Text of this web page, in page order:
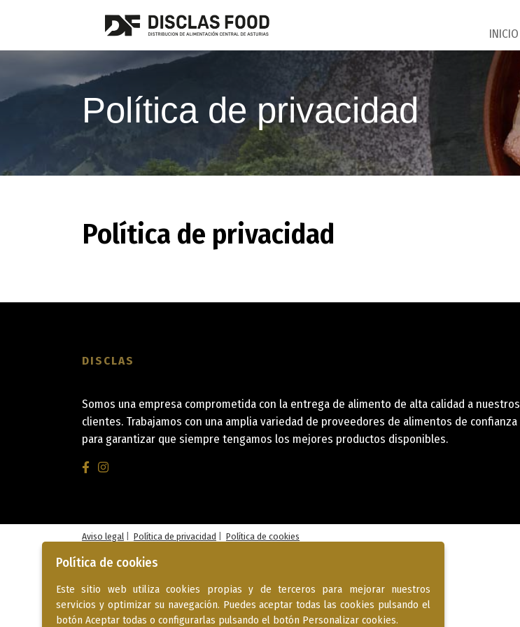
INICIO
Política de privacidad
Política de privacidad
DISCLAS
Somos una empresa comprometida con la entrega de alimento de alta calidad a nuestros
clientes. Trabajamos con una amplia variedad de proveedores de alimentos de confianza
para garantizar que siempre tengamos los mejores productos disponibles.
Aviso legal Política de privacidad Política de cookies
Política de cookies
Este sitio web utiliza cookies propias y de terceros para mejorar nuestros
servicios y optimizar su navegación. Puedes aceptar todas las cookies pulsando el
botón Aceptar todas o configurarlas pulsando el botón Personalizar cookies.